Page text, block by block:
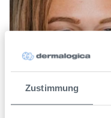
Zustimmung